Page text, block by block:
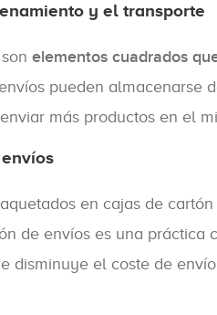
y el transporte
elementos cuadrados
pueden almacenarse
más productos en el
en cajas de
de envíos es una
disminuye el coste de